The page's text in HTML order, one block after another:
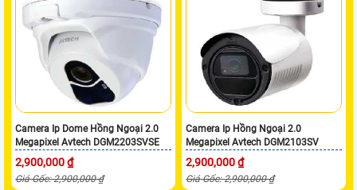
Camera Ip Dome Hồng Ngoại 2.0
Megapixel Avtech DGM2203SVSE
2,900,000 ₫
Giá Gốc: 2,900,000 ₫
Camera Ip Hồng Ngoại 2.0
Megapixel Avtech DGM2103SV
2,900,000 ₫
Giá Gốc: 2,900,000 ₫